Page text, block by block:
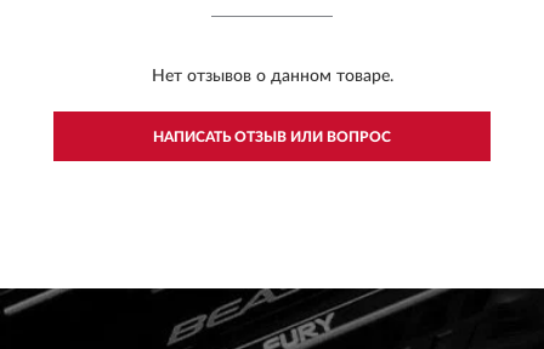
Нет отзывов о данном товаре.
НАПИСАТЬ ОТЗЫВ ИЛИ ВОПРОС